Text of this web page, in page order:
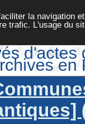
la navigation
trafic. L'usage du
d'actes
en